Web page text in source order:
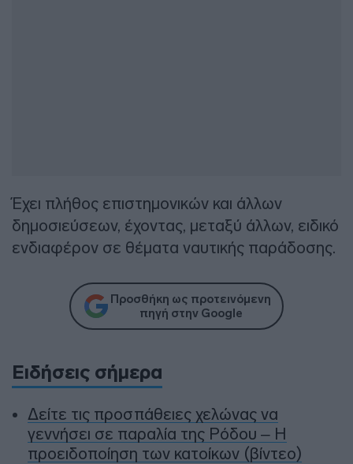
Έχει πλήθος επιστημονικών και άλλων
δημοσιεύσεων, έχοντας, μεταξύ άλλων, ειδικό
ενδιαφέρον σε θέματα ναυτικής παράδοσης.
Προσθήκη ως προτεινόμενη
πηγή στην Google
Ειδήσεις σήμερα
Δείτε τις προσπάθειες χελώνας να
γεννήσει σε παραλία της Ρόδου – Η
προειδοποίηση των κατοίκων (βίντεο)